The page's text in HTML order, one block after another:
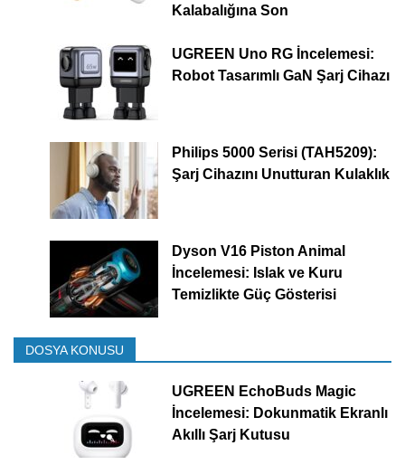
Kalabalığına Son
UGREEN Uno RG İncelemesi:
Robot Tasarımlı GaN Şarj Cihazı
Philips 5000 Serisi (TAH5209):
Şarj Cihazını Unutturan Kulaklık
Dyson V16 Piston Animal
İncelemesi: Islak ve Kuru
Temizlikte Güç Gösterisi
DOSYA KONUSU
UGREEN EchoBuds Magic
İncelemesi: Dokunmatik Ekranlı
Akıllı Şarj Kutusu